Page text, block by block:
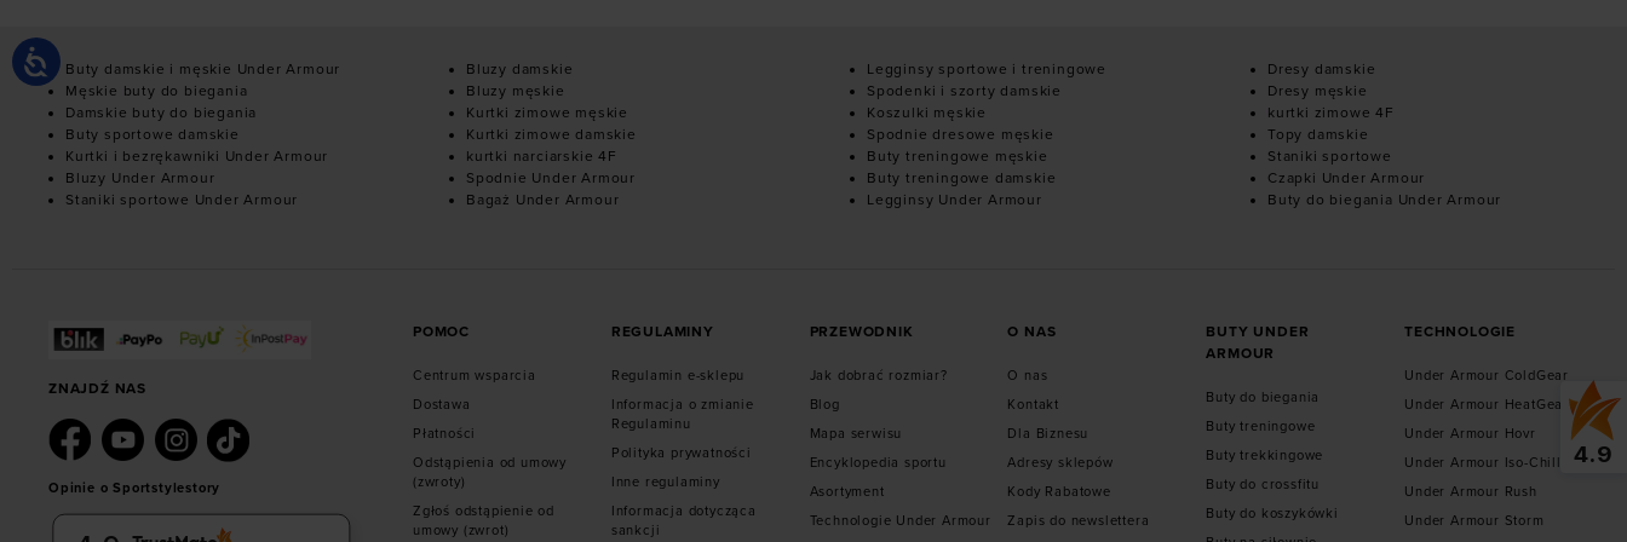
Buty damskie i męskie Under Armour
Męskie buty do biegania
Damskie buty do biegania
Buty sportowe damskie
Kurtki i bezrękawniki Under Armour
Bluzy Under Armour
Staniki sportowe Under Armour
Bluzy damskie
Bluzy męskie
Kurtki zimowe męskie
Kurtki zimowe damskie
kurtki narciarskie 4F
Spodnie Under Armour
Bagaż Under Armour
Legginsy sportowe i treningowe
Spodenki i szorty damskie
Koszulki męskie
Spodnie dresowe męskie
Buty treningowe męskie
Buty treningowe damskie
Legginsy Under Armour
Dresy damskie
Dresy męskie
kurtki zimowe 4F
Topy damskie
Staniki sportowe
Czapki Under Armour
Buty do biegania Under Armour
ZNAJDŹ NAS
Opinie o Sportstylestory
POMOC
Centrum wsparcia
Dostawa
Płatności
Odstąpienia od umowy
(zwroty)
Zgłoś odstąpienie od
umowy (zwrot)
REGULAMINY
Regulamin e-sklepu
Informacja o zmianie
Regulaminu
Polityka prywatności
Inne regulaminy
Informacja dotycząca
sankcji
PRZEWODNIK
Jak dobrać rozmiar?
Blog
Mapa serwisu
Encyklopedia sportu
Asortyment
Technologie Under Armour
O NAS
O nas
Kontakt
Dla Biznesu
Adresy sklepów
Kody Rabatowe
Zapis do newslettera
BUTY UNDER
ARMOUR
Buty do biegania
Buty treningowe
Buty trekkingowe
Buty do crossfitu
Buty do koszykówki
TECHNOLOGIE
Under Armour ColdGear
Under Armour HeatGear
Under Armour Hovr
Under Armour Iso-Chill
Under Armour Rush
Under Armour Storm
4.9